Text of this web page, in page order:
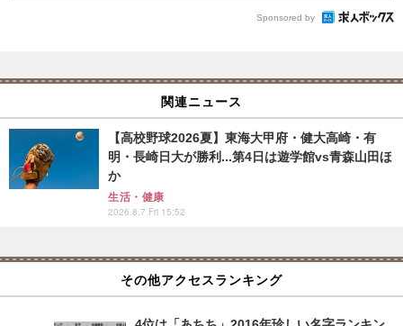
Sponsored by
関連ニュース
【高校野球2026夏】東海大甲府・健大高崎・有
明・長崎日大が勝利...第4日は遊学館vs青森山田ほ
か
生活・健康
2026.8.7 Fri 15:52
その他アクセスランキング
4位は「あちち」2016年珍しい名字ランキン